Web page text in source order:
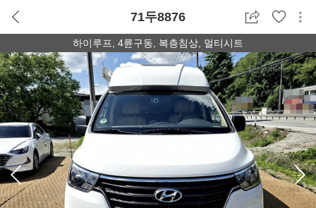
71두8876
하이루프, 4륜구동, 복층침상, 멀티시트